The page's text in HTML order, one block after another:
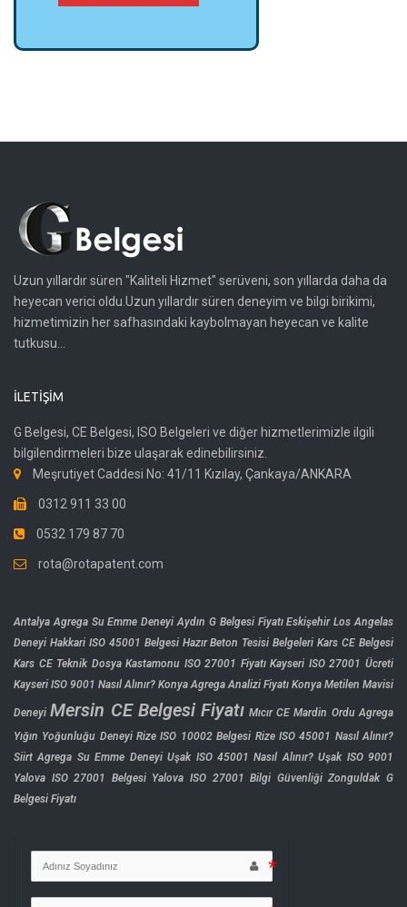
G Belgesi, Agrega CE...
Uzun yıllardır süren "Kaliteli Hizmet" serüveni, son yıllarda daha da
heyecan verici oldu.Uzun yıllardır süren deneyim ve bilgi birikimi,
hizmetimizin her safhasındaki kaybolmayan heyecan ve kalite
tutkusu...
İLETIŞIM
G Belgesi, CE Belgesi, ISO Belgeleri ve diğer hizmetlerimizle ilgili
bilgilendirmeleri bize ulaşarak edinebilirsiniz.
Meşrutiyet Caddesi No: 41/11 Kızılay, Çankaya/ANKARA
0312 911 33 00
0532 179 87 70
rota@rotapatent.com
Antalya Agrega Su Emme Deneyi Aydın G Belgesi Fiyatı Eskişehir Los Angelas
Deneyi Hakkari ISO 45001 Belgesi Hazır Beton Tesisi Belgeleri Kars CE Belgesi
Kars CE Teknik Dosya Kastamonu ISO 27001 Fiyatı Kayseri ISO 27001 Ücreti
Kayseri ISO 9001 Nasıl Alınır? Konya Agrega Analizi Fiyatı Konya Metilen Mavisi
Deneyi Mersin CE Belgesi Fiyatı Mıcır CE Mardin Ordu Agrega
Yığın Yoğunluğu Deneyi Rize ISO 10002 Belgesi Rize ISO 45001 Nasıl Alınır?
Siirt Agrega Su Emme Deneyi Uşak ISO 45001 Nasıl Alınır? Uşak ISO 9001
Yalova ISO 27001 Belgesi Yalova ISO 27001 Bilgi Güvenliği Zonguldak G
Belgesi Fiyatı